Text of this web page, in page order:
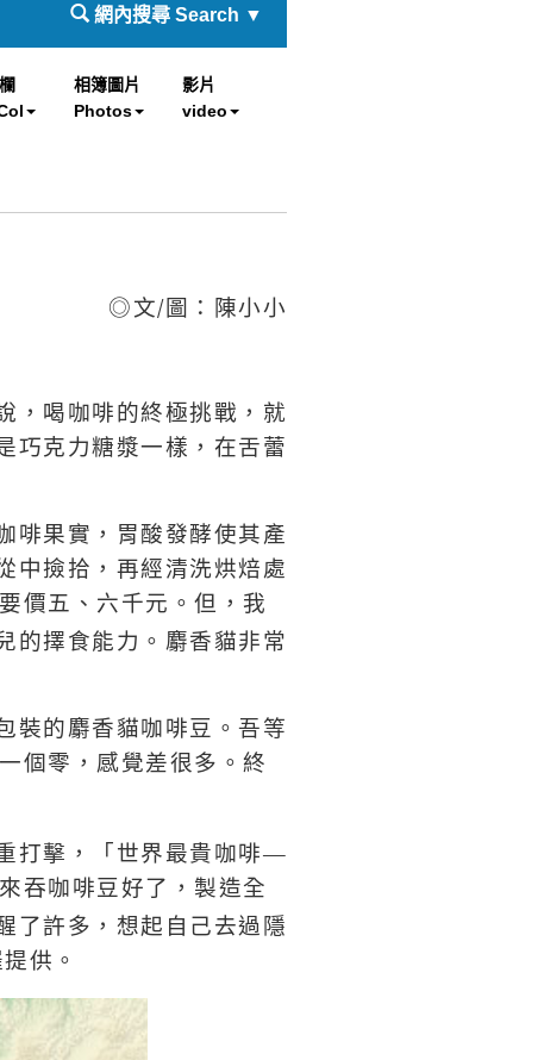
網內搜尋 Search ▼
相簿圖片
Photos
影片
video
◎文/圖 ：陳小小
，喝咖啡的終極挑戰，就
巧克力糖漿一樣，在舌蕾
啡果實，胃酸發酵使其產
中撿拾，再經清洗烘焙處
要價五、六千元。但，我
的擇食能力。麝香貓非常
裝的麝香貓咖啡豆。吾等
個零，感覺差很多。終
打擊，「世界最貴咖啡—
吞咖啡豆好了，製造全
了許多，想起自己去過隱
供。